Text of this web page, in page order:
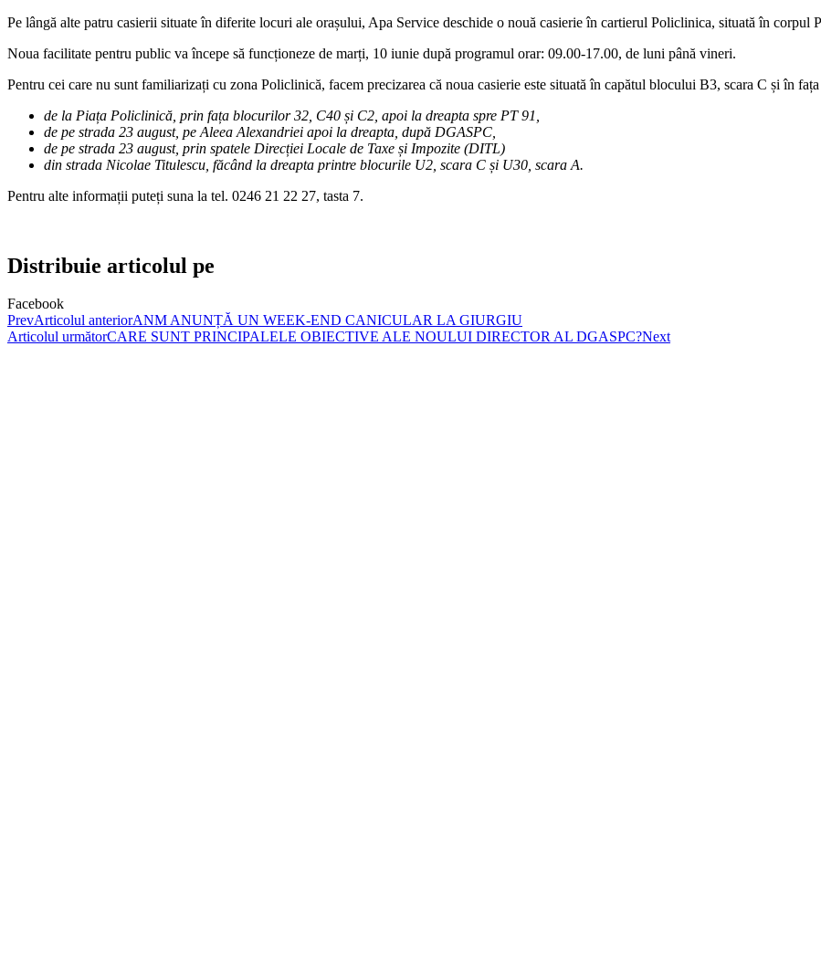
Pe lângă alte patru casierii situate în diferite locuri ale orașului, Apa Service deschide o nouă casierie în cartierul Policlinica, situată în corpul
Noua facilitate pentru public va începe să funcționeze de marți, 10 iunie după programul orar: 09.00-17.00, de luni până vineri.
Pentru cei care nu sunt familiarizați cu zona Policlinică, facem precizarea că noua casierie este situată în capătul blocului B3, scara C și în
de la Piața Policlinică, prin fața blocurilor 32, C40 și C2, apoi la dreapta spre PT 91,
de pe strada 23 august, pe Aleea Alexandriei apoi la dreapta, după DGASPC,
de pe strada 23 august, prin spatele Direcției Locale de Taxe și Impozite (DITL)
din strada Nicolae Titulescu, făcând la dreapta printre blocurile U2, scara C și U30, scara A.
Pentru alte informații puteți suna la tel. 0246 21 22 27, tasta 7.
Distribuie articolul pe
Facebook
PrevArticolul anteriorANM ANUNȚĂ UN WEEK-END CANICULAR LA GIURGIU
Articolul următorCARE SUNT PRINCIPALELE OBIECTIVE ALE NOULUI DIRECTOR AL DGASPC?Next